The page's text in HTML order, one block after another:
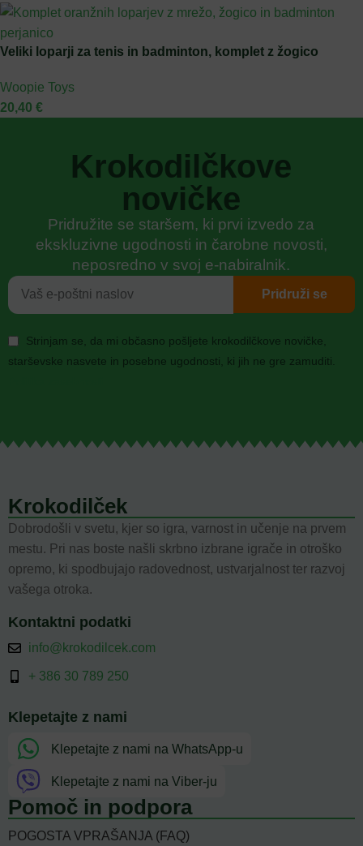
Veliki loparji za tenis in badminton, komplet z žogico
Woopie Toys
20,40 €
Krokodilčkove
novičke
Pridružite se staršem, ki prvi izvedo za
ekskluzivne ugodnosti in čarobne novosti,
neposredno v svoj e-nabiralnik.
Strinjam se, da mi občasno pošljete krokodilčkove novičke,
starševske nasvete in posebne ugodnosti, ki jih ne gre zamuditi.
Pridruži se
Krokodilček
Dobrodošli v svetu, kjer so igra, varnost in učenje na prvem
mestu. Pri nas boste našli skrbno izbrane igrače in otroško
opremo, ki spodbujajo radovednost, ustvarjalnost ter razvoj
vašega otroka.
Kontaktni podatki
info@krokodilcek.com
+ 386 30 789 250
Klepetajte z nami
Klepetajte z nami na WhatsApp-u
Klepetajte z nami na Viber-ju
Pomoč in podpora
POGOSTA VPRAŠANJA (FAQ)